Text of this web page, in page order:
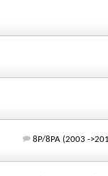
8P/8PA (2003 -